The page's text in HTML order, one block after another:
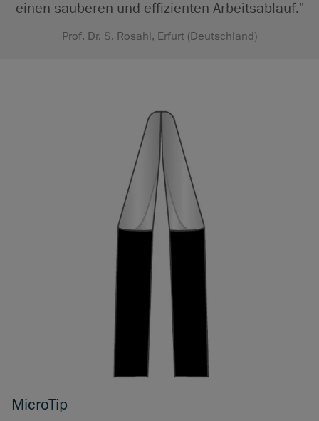
einen sauberen und effizienten Arbeitsablauf."
Prof. Dr. S. Rosahl, Erfurt (Deutschland)
MicroTip